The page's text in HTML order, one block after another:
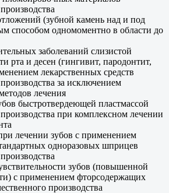
(зубной камень над и под
способом одномоментно в области до
заболеваний слизистой
рта и десен (гингивит, пародонтит,
лекарственных средств
за исключением
лечения
быстротвердеющей пластмассой
при комплексном лечении
лечении зубов с применением
одноразовых шприцев
зубов (повышенной
с применением фторсодержащих
производства